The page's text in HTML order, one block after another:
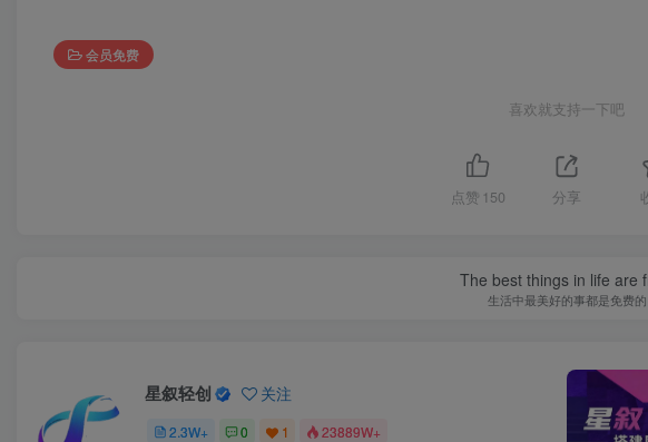
会员免费
喜欢就支持一下吧
点赞 150 分享
The best things in life are
生活中最美好的事都是免费的
星叙轻创 关注
2.3W+ 0 1 23889W+